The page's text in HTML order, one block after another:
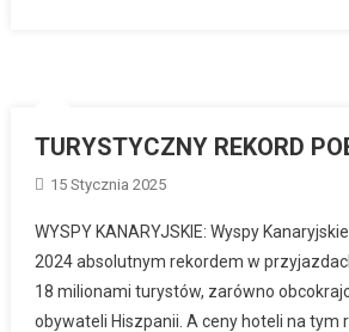
TURYSTYCZNY REKORD
15 Stycznia 2025
WYSPY KANARYJSKIE: Wyspy
2024 absolutnym rekordem w
18 milionami turystów, zarówno
obywateli Hiszpanii. A ceny hoteli na tym